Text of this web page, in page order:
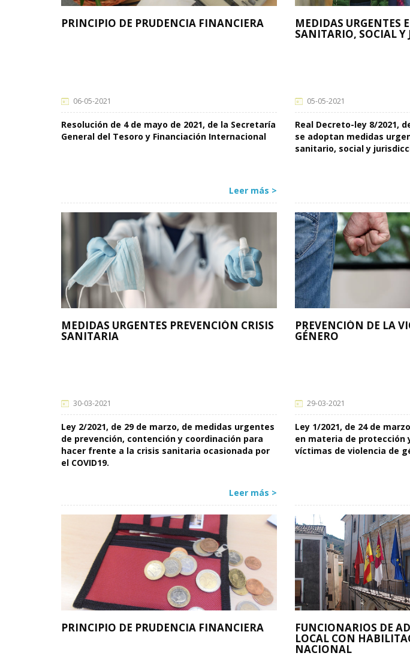
PRINCIPIO DE PRUDENCIA FINANCIERA
06-05-2021
Resolución de 4 de mayo de 2021, de la Secretaría
General del Tesoro y Financiación Internacional
Leer más >
MEDIDAS URGENTES
SANITARIO, SOCIAL Y
05-05-2021
Real Decreto-ley 8/2021,
se adoptan medidas
sanitario, social y
MEDIDAS URGENTES PREVENCIÓN CRISIS
SANITARIA
30-03-2021
Ley 2/2021, de 29 de marzo, de medidas urgentes
de prevención, contención y coordinación para
hacer frente a la crisis sanitaria ocasionada por
el COVID19.
Leer más >
PREVENCIÓN DE LA
GÉNERO
29-03-2021
Ley 1/2021, de 24 de
en materia de protección
víctimas de violencia de
PRINCIPIO DE PRUDENCIA FINANCIERA FUNCIONARIOS DE
LOCAL CON
NACIONAL